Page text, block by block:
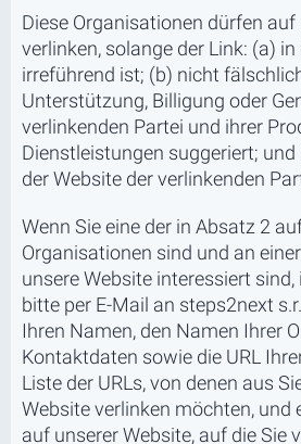
Diese Organisationen dürfen
verlinken, solange der Link: (a) in
irreführend ist; (b) nicht
Unterstützung, Billigung oder
verlinkenden Partei und ihrer
Dienstleistungen suggeriert;
der Website der verlinkenden
Wenn Sie eine der in Absatz 2
Organisationen sind und an
unsere Website interessiert
bitte per E-Mail an steps2next
Ihren Namen, den Namen Ihrer
Kontaktdaten sowie die URL
Liste der URLs, von denen aus
Website verlinken möchten, und
auf unserer Website, auf die Sie